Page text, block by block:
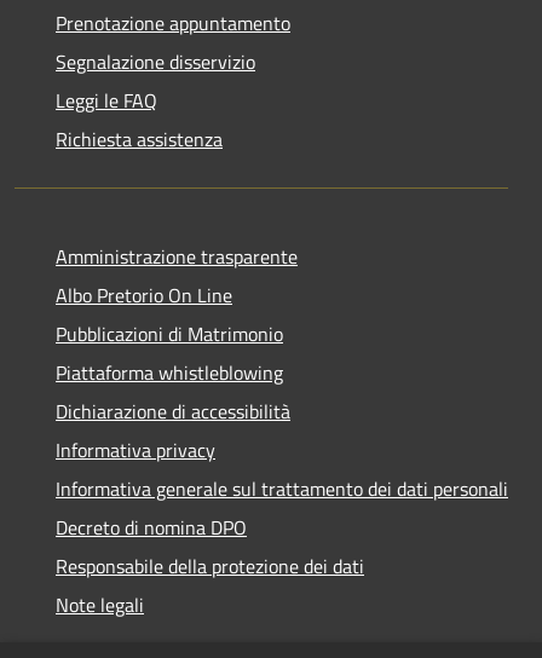
Prenotazione appuntamento
Segnalazione disservizio
Leggi le FAQ
Richiesta assistenza
Amministrazione trasparente
Albo Pretorio On Line
Pubblicazioni di Matrimonio
Piattaforma whistleblowing
Dichiarazione di accessibilità
Informativa privacy
Informativa generale sul trattamento dei dati personali
Decreto di nomina DPO
Responsabile della protezione dei dati
Note legali